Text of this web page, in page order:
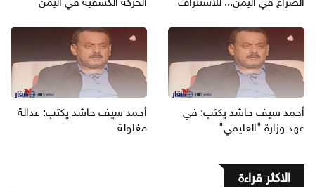
أحمد سيف حاشد يكتب: في
عهد وزارة "العليمي"
أحمد سيف حاشد يكتب: عدالة
مغلولة
الاكثر قراءة